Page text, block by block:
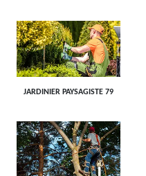
JARDINIER PAYSAGISTE 79